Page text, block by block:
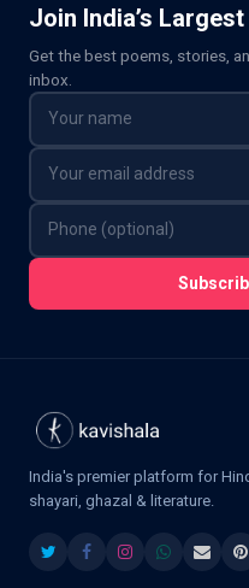
Join India’s
Get the best poems, stories,
inbox.
India's premier platform for
shayari, ghazal & literature.